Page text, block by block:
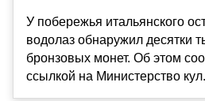
У побережья итальянского
водолаз обнаружил десятки
бронзовых монет. Об этом
ссылкой на Министерство